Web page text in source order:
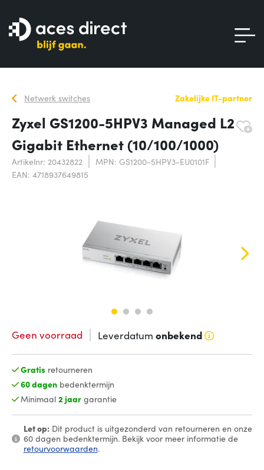
Netwerk switches Zakelijke IT-partner
Zyxel GS1200-5HPV3 Managed L2
Gigabit Ethernet (10/100/1000)
Artikelnr: 20432822
MPN: GS1200-5HPV3-EU0101F
EAN: 4718937649815
Geen voorraad Leverdatum onbekend
Gratis retourneren
60 dagenbedenktermijn
Minimaal 2 jaargarantie
Let op:Dit product is uitgezonderd van retourneren en onze
60 dagen bedenktermijn. Bekijk voor meer informatie de
retourvoorwaarden.